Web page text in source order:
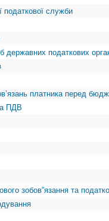
податкової служби
державних податкових
платника перед
ПДВ
зобов”язання та